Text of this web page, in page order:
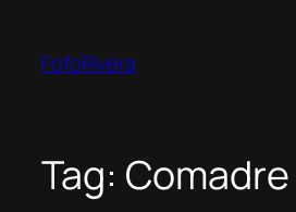
content
FofoRivera
Tag: Comadre